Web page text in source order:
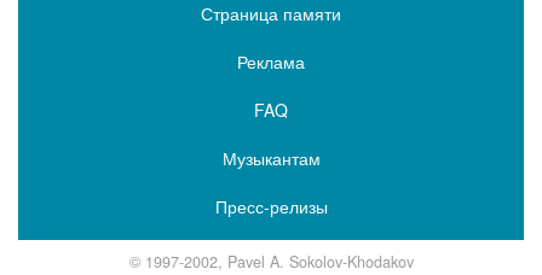
Страница памяти
Реклама
FAQ
Музыкантам
Пресс-релизы
© 1997-2002, Pavel A. Sokolov-Khodakov